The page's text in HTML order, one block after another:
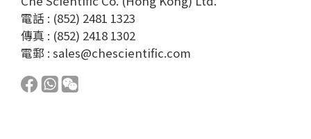
電話 : (852) 2481 1323
傳真 : (852) 2418 1302
電郵 : sales@chescientific.com